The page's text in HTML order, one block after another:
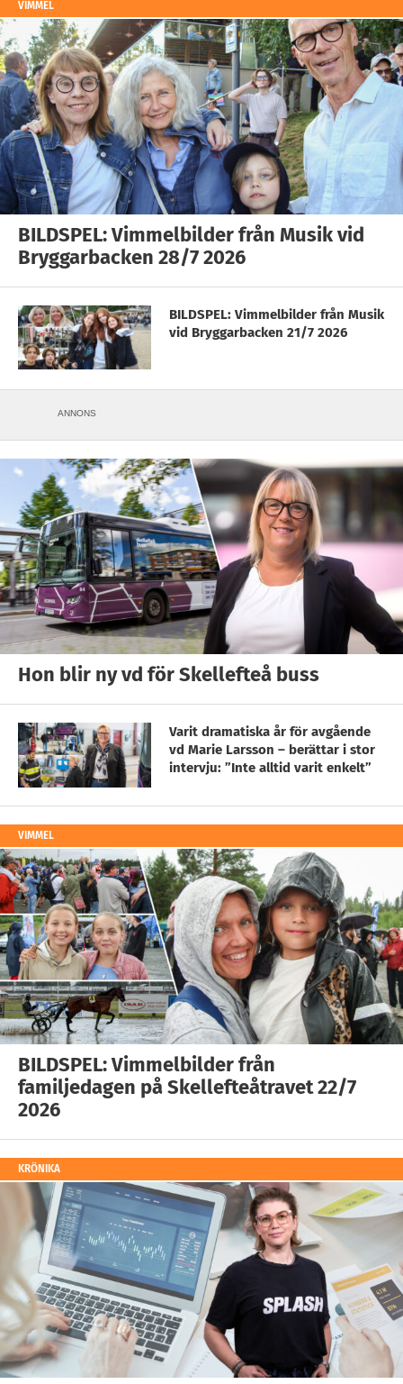
VIMMEL
BILDSPEL: Vimmelbilder från Musik vid
Bryggarbacken 28/7 2026
BILDSPEL: Vimmelbilder från Musik
vid Bryggarbacken 21/7 2026
ANNONS
Hon blir ny vd för Skellefteå buss
Varit dramatiska år för avgående
vd Marie Larsson – berättar i stor
intervju: ”Inte alltid varit enkelt”
VIMMEL
BILDSPEL: Vimmelbilder från
familjedagen på Skellefteåtravet 22/7
2026
KRÖNIKA